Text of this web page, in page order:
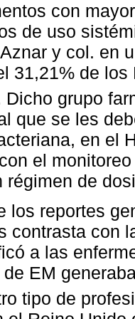
con
de uso
y col. en
31,21% de
Dicho grupo
que se les
en el
el
régimen de
los reportes
contrasta con
a las
EM
tipo de